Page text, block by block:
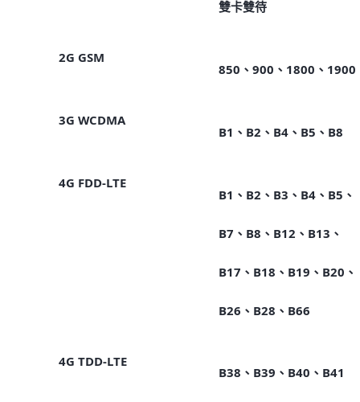
雙卡雙待
2G GSM
850、900、1800、1900
3G WCDMA
B1、B2、B4、B5、B8
4G FDD-LTE
B1、B2、B3、B4、B5、
B7、B8、B12、B13、
B17、B18、B19、B20、
B26、B28、B66
4G TDD-LTE
B38、B39、B40、B41